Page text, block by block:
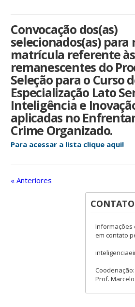
Convocação dos(as)
selecionados(as) para
matrícula referente
remanescentes do
Seleção para o Curso
Especialização Lato
Inteligência e
aplicadas no
Crime Organizado.
Para acessar a lista clique aqui!
« Anteriores
Informações
em contato
Coodenação:
Prof.